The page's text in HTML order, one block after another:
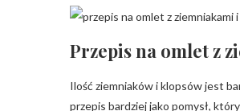
Przepis na omlet z
Ilość ziemniaków i klopsów jest
przepis bardziej jako pomysł,